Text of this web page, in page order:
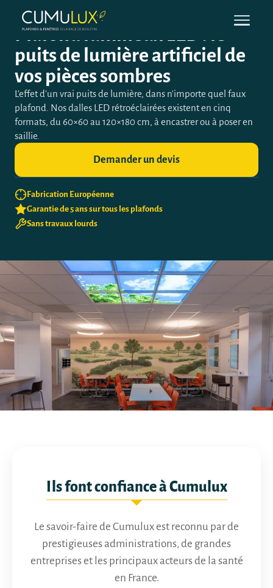
Plafond lumineux LED : le
puits de lumière artificiel de
vos pièces sombres
L'effet d'un vrai puits de lumière, dans n'importe quel faux
plafond. Nos dalles LED rétroéclairées existent en cinq
formats, du 60×60 au 120×180 cm, à encastrer ou à poser en
saillie.
Demander un devis
Fabrication Européenne
Garantie de 5 ans sur tous les plafonds
Sans travaux lourds
Ils font confiance à Cumulux
Le savoir-faire de Cumulux est reconnu par de
prestigieuses administrations, de grandes
entreprises et les principaux acteurs de la santé
en France.